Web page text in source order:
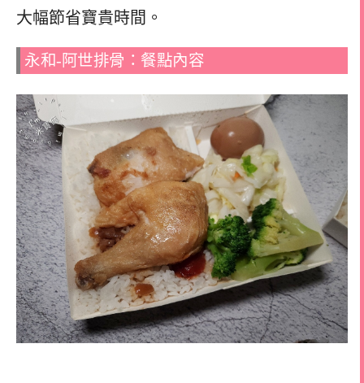
大幅節省寶貴時間。
永和-阿世排骨：餐點內容